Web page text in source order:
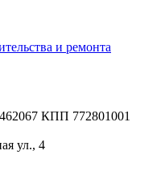
и ремонта
КПП 772801001
ул., 4